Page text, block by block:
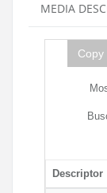
MEDIA
Copy
Descriptor